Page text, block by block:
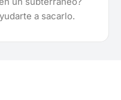
a sacarlo.